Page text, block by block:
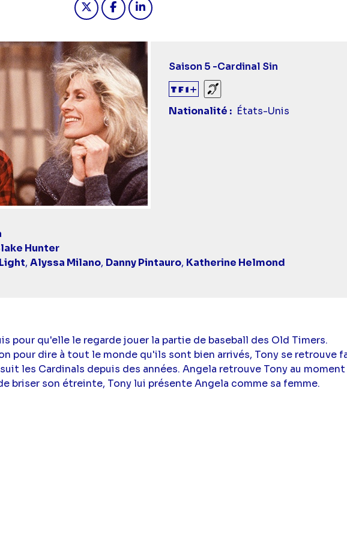
Saison 5 -Cardinal Sin
Sourds et malentendants
Nationalité
États-Unis
Hunter
, Alyssa Milano, Danny Pintauro, Katherine Helmond
pour qu'elle le regarde jouer la partie de baseball des Old Timers.
pour dire à tout le monde qu'ils sont bien arrivés, Tony se retrouve
les Cardinals depuis des années. Angela retrouve Tony au moment
briser son étreinte, Tony lui présente Angela comme sa femme.